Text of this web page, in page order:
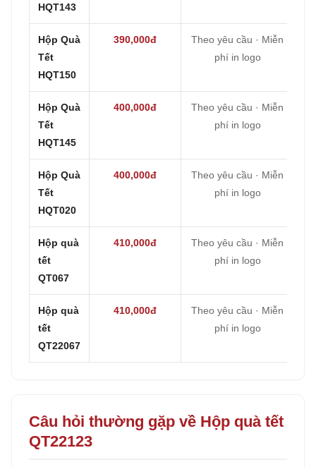
HQT143
Hộp Quà
Tết
HQT150
390,000đ
Theo yêu cầu · Miễn
phí in logo
Hộp Quà
Tết
HQT145
400,000đ
Theo yêu cầu · Miễn
phí in logo
Hộp Quà
Tết
HQT020
400,000đ
Theo yêu cầu · Miễn
phí in logo
Hộp quà
tết
QT067
410,000đ
Theo yêu cầu · Miễn
phí in logo
Hộp quà
tết
QT22067
410,000đ
Theo yêu cầu · Miễn
phí in logo
Câu hỏi thường gặp về Hộp quà tết
QT22123